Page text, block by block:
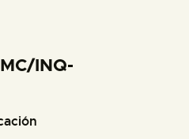
INQ-